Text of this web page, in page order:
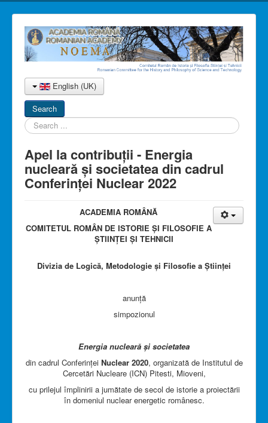
English (UK)
Search
...
Apel la contribuții - Energia
nucleară și societatea din cadrul
Conferinței Nuclear 2022
ACADEMIA ROMÂNĂ
COMITETUL ROMÂN DE ISTORIE ȘI FILOSOFIE A
ȘTIINȚEI ȘI TEHNICII
Divizia de Logică, Metodologie și Filosofie a Științei
anunță
simpozionul
Energia nucleară și societatea
din cadrul Conferinței Nuclear 2020, organizată de Institutul de
Cercetări Nucleare (ICN) Pitesti, Mioveni,
cu prilejul împlinirii a jumătate de secol de istorie a proiectării
în domeniul nuclear energetic românesc.